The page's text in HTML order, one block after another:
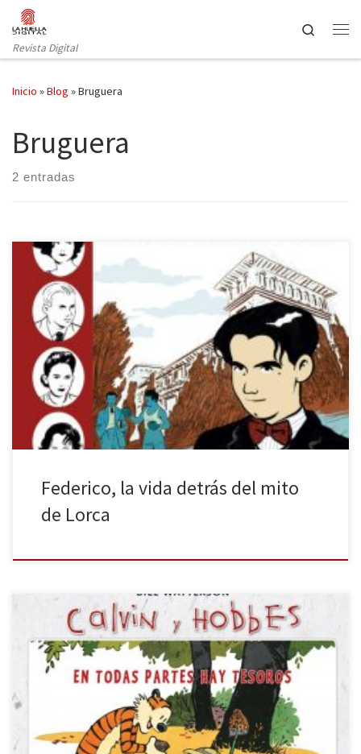
Saltar al contenido
Revista Digital
Search
Inicio »Blog »Bruguera
Bruguera
2 entradas
Susanna Martín Segarra publica Residencia de estudiantes de la
mano de Bruguera. La conocida Generación del 27 y su alter ego
femenino, las Sinsombrero, forman parte de la Edad de Planta de
la literatura española. Ella surgió en un periodo un tanto
turbulento, pero que gozó, durante un breve periodo, de una
[…]
Federico, la vida detrás del mito
de Lorca
El sello Bruguera ha traído de vuelta a Calvin y Hobbes por la
puerta grande, en una gran edición, de tapa dura y con páginas
de gran calidad; además, contiene algunas páginas a color que
embellece aún más esta colección. A finales del pasado año se
publicaron los dos primeros […]